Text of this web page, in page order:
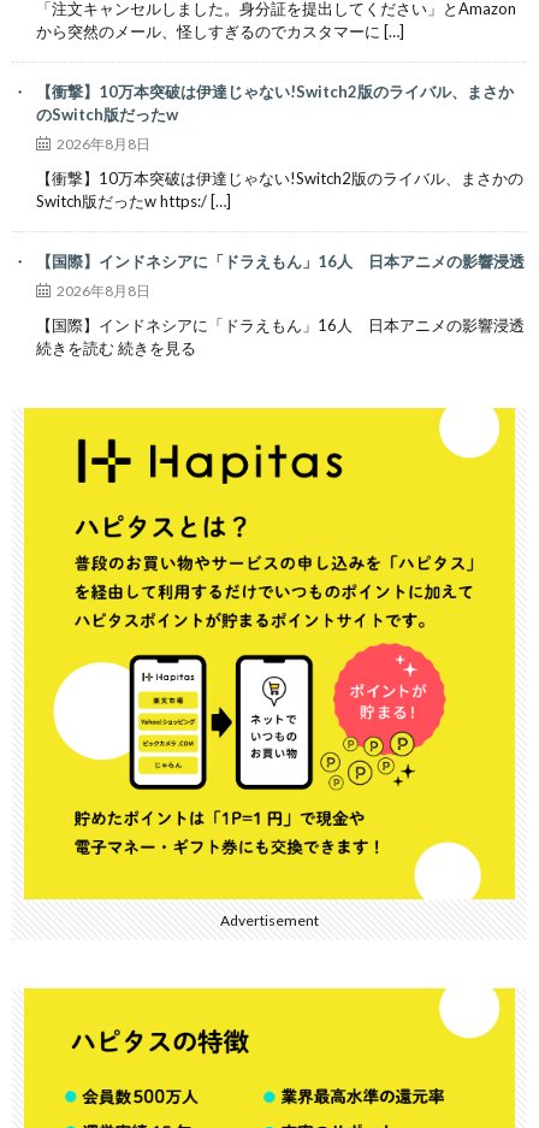
「注文キャンセルしました。身分証を提出してください」とAmazon
から突然のメール、怪しすぎるのでカスタマーに […]
【衝撃】10万本突破は伊達じゃない!Switch2版のライバル、まさか
のSwitch版だったw
2026年8月8日
【衝撃】10万本突破は伊達じゃない!Switch2版のライバル、まさかの
Switch版だったw https:/ […]
【国際】インドネシアに「ドラえもん」16人 日本アニメの影響浸透
2026年8月8日
【国際】インドネシアに「ドラえもん」16人 日本アニメの影響浸透
続きを読む 続きを見る
Advertisement